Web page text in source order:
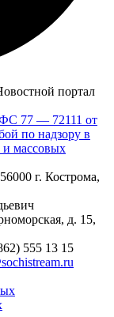
портал
77 — 72111 от
по надзору в
и массовых
г. Кострома,
д. 15,
555 13 15